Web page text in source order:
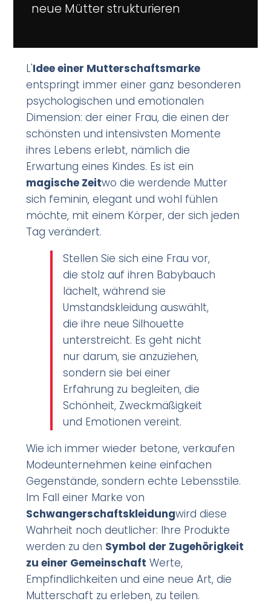
neue Mütter strukturieren
L'Idee einer Mutterschaftsmarke
entspringt immer einer ganz besonderen
psychologischen und emotionalen
Dimension: der einer Frau, die einen der
schönsten und intensivsten Momente
ihres Lebens erlebt, nämlich die
Erwartung eines Kindes. Es ist ein
magische Zeitwo die werdende Mutter
sich feminin, elegant und wohl fühlen
möchte, mit einem Körper, der sich jeden
Tag verändert.
Stellen Sie sich eine Frau vor,
die stolz auf ihren Babybauch
lächelt, während sie
Umstandskleidung auswählt,
die ihre neue Silhouette
unterstreicht. Es geht nicht
nur darum, sie anzuziehen,
sondern sie bei einer
Erfahrung zu begleiten, die
Schönheit, Zweckmäßigkeit
und Emotionen vereint.
Wie ich immer wieder betone, verkaufen
Modeunternehmen keine einfachen
Gegenstände, sondern echte Lebensstile.
Im Fall einer Marke von
Schwangerschaftskleidungwird diese
Wahrheit noch deutlicher: Ihre Produkte
werden zu den Symbol der Zugehörigkeit
zu einer Gemeinschaft Werte,
Empfindlichkeiten und eine neue Art, die
Mutterschaft zu erleben, zu teilen.